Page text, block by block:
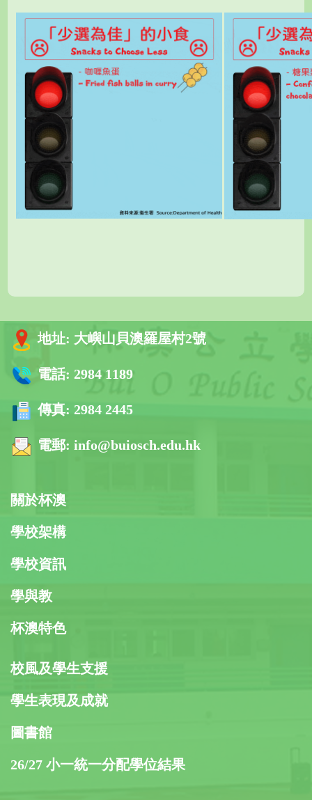
地址: 大嶼山貝澳羅屋村2號
電話: 2984 1189
傳真: 2984 2445
電郵: info@buiosch.edu.hk
關於杯澳
學校架構
學校資訊
學與教
杯澳特色
校風及學生支援
學生表現及成就
圖書館
26/27 小一統一分配學位結果